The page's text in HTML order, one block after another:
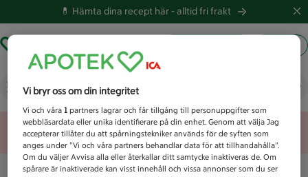
💊 Hämta dina recept här -alltid fri frakt
Vad letar du efter idag?
Unknown error
Vi bryr oss om din integritet
Vi och våra1 partners lagrar och får tillgång till personuppgifter som
webbläsardata eller unika identifierare på din enhet. Genom att välja Jag
accepterar tillåter du att spårningstekniker används för de syften som
anges under ”Vi och våra partners behandlar data för att tillhandahålla”.
Om du väljer Avvisa alla eller återkallar ditt samtycke inaktiveras de. Om
spårare är inaktiverade kan visst innehåll och vissa annonser som du ser